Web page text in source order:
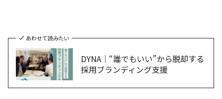
あわせて読みたい
DYNA｜“誰でもいい”から脱却する
採用ブランディング支援